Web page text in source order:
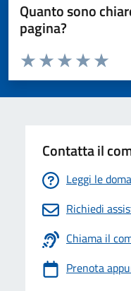
Quanto sono
pagina?
Valuta da 1 a 5 stelle la
Valuta
Valuta 4
Valuta 3 stelle
Valuta 2 stelle su 5
Valuta 1 stelle su 5
Contatta il
Leggi le
Richiedi
Chiama il
Prenota